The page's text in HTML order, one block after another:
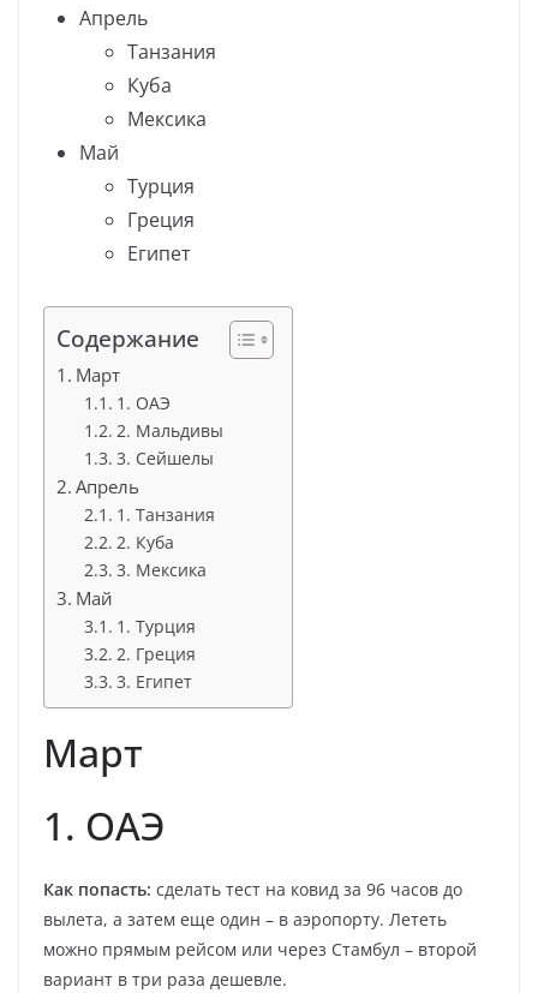
Апрель
Танзания
Куба
Мексика
Май
Турция
Греция
Египет
Содержание
Март
1. ОАЭ
2. Мальдивы
3. Сейшелы
Апрель
1. Танзания
2. Куба
3. Мексика
Май
1. Турция
2. Греция
3. Египет
Март
1. ОАЭ
Как попасть: сделать тест на ковид за 96 часов до
вылета, а затем еще один – в аэропорту. Лететь
можно прямым рейсом или через Стамбул – второй
вариант в три раза дешевле.